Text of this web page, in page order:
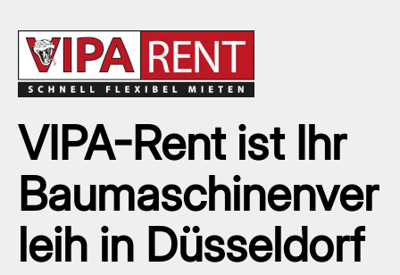
VIPA-Rent ist Ihr
Baumaschinenver
leih in Düsseldorf